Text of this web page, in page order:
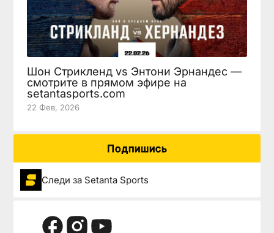
Шон Стрикленд vs Энтони Эрнандес —
смотрите в прямом эфире на
setantasports.com
22 Фев, 2026
Подпишись
Следи за Setanta Sports